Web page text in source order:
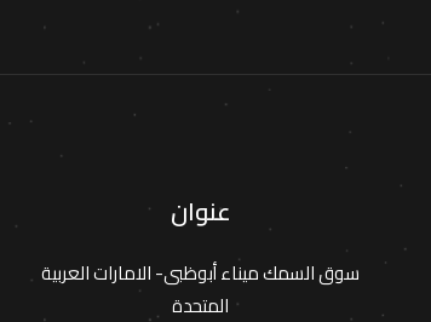
عنوان
سوق السمك ميناء أبوظبى- الامارات العربية
المتحدة